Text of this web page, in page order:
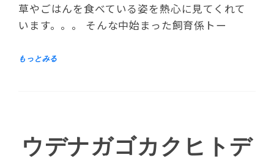
草やごはんを食べている姿を熱心に見てくれて
います。。。 そんな中始まった飼育係トー
ウデナガゴカクヒトデ